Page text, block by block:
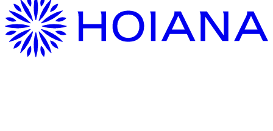
여기 오는 중